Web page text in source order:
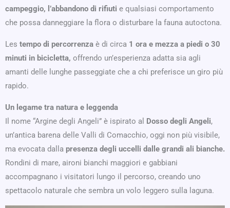
campeggio, l’abbandono di rifiuti e qualsiasi comportamento
che possa danneggiare la flora o disturbare la fauna autoctona.
Les tempo di percorrenza è di circa 1 ora e mezza a piedi o 30
minuti in bicicletta, offrendo un’esperienza adatta sia agli
amanti delle lunghe passeggiate che a chi preferisce un giro più
rapido.
Un legame tra natura e leggenda
Il nome “Argine degli Angeli” è ispirato al Dosso degli Angeli,
un’antica barena delle Valli di Comacchio, oggi non più visibile,
ma evocata dalla presenza degli uccelli dalle grandi ali bianche.
Rondini di mare, aironi bianchi maggiori e gabbiani
accompagnano i visitatori lungo il percorso, creando uno
spettacolo naturale che sembra un volo leggero sulla laguna.